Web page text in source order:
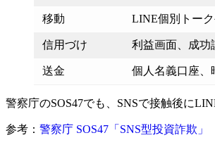
移動 LINE個別トー
信用づけ 利益画面、成功
送金 個人名義口座、
警察庁のSOS47でも、SNSで接触後に
参考： 警察庁 SOS47「SNS型投資詐欺」